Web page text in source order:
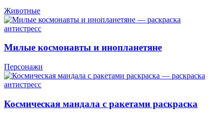
Животные
Милые космонавты и инопланетяне
Персонажи
Космическая мандала с ракетами раскраска